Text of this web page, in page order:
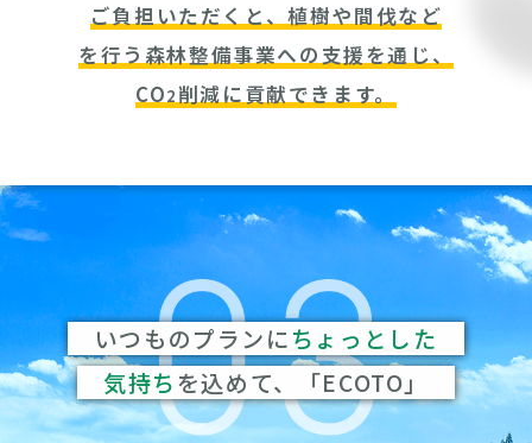
ご負担いただくと、植樹や間伐など
を行う森林整備事業への支援を通じ、
CO2 削減に貢献できます。
いつものプランにちょっとした
気持ちを込めて、「ECOTO」